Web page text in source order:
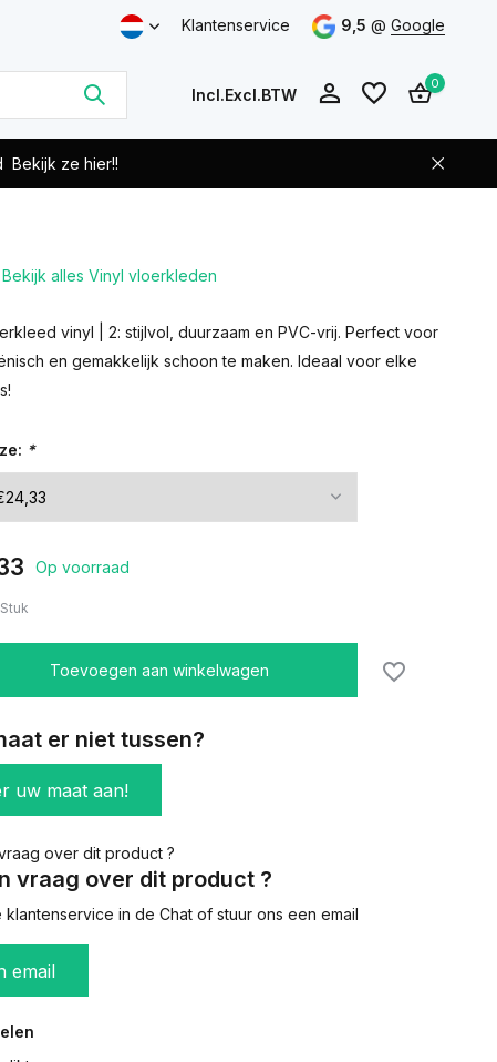
Klantenservice 9,5 @ Google
Incl.Excl.BTW
0
Bekijk ze hier!!
Bekijk alles Vinyl vloerkleden
vinyl | 2: stijlvol, duurzaam en PVC-vrij. Perfect voor
en gemakkelijk schoon te maken. Ideaal voor elke
*
Op voorraad
Stuk
Toevoegen aan winkelwagen
er niet tussen?
uw maat aan!
vraag over dit product ?
in de Chat of stuur ons een email
email